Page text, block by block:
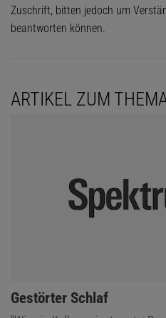
Zuschrift, bitten jedoch um
beantworten können.
ARTIKEL ZUM
:
Gestörter Schlaf